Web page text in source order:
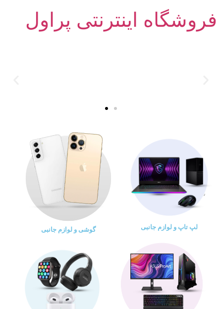
فروشگاه اینترنتی پراول
لپ تاپ و لوازم جانبی گوشی و لوازم جانبی